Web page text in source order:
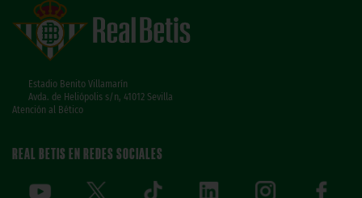
Estadio Benito Villamarín
Avda. de Heliópolis s/n, 41012 Sevilla
Atención al Bético
REAL BETIS EN REDES SOCIALES